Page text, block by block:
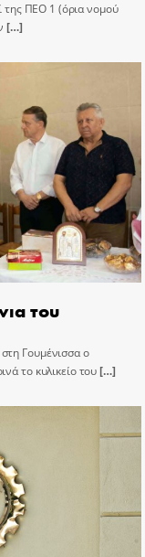
της ΠΕΟ 1 (όρια νομού
[…]
του
Γουμένισσα ο
το κυλικείο του[…]